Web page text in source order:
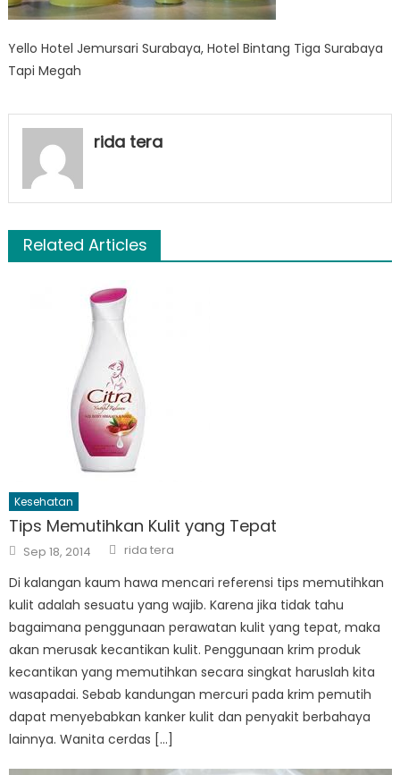
Yello Hotel Jemursari Surabaya, Hotel Bintang Tiga Surabaya
Tapi Megah
rida tera
Related Articles
Kesehatan
Tips Memutihkan Kulit yang Tepat
Posted
on
Sep 18, 2014 Author
rida tera
Di kalangan kaum hawa mencari referensi tips memutihkan
kulit adalah sesuatu yang wajib. Karena jika tidak tahu
bagaimana penggunaan perawatan kulit yang tepat, maka
akan merusak kecantikan kulit. Penggunaan krim produk
kecantikan yang memutihkan secara singkat haruslah kita
wasapadai. Sebab kandungan mercuri pada krim pemutih
dapat menyebabkan kanker kulit dan penyakit berbahaya
lainnya. Wanita cerdas […]